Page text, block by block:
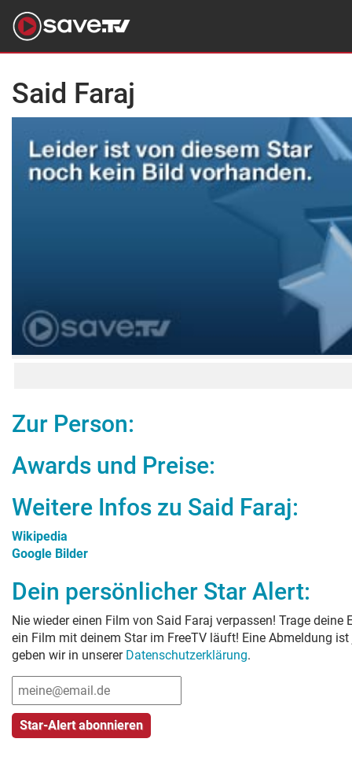
Said Faraj
Zur Person:
Awards und Preise:
Weitere Infos zu Said Faraj:
Wikipedia
Google Bilder
Dein persönlicher Star Alert:
Nie wieder einen Film von Said Faraj verpassen! Trage deine
ein Film mit deinem Star im FreeTV läuft! Eine Abmeldung
geben wir in unserer Datenschutzerklärung.